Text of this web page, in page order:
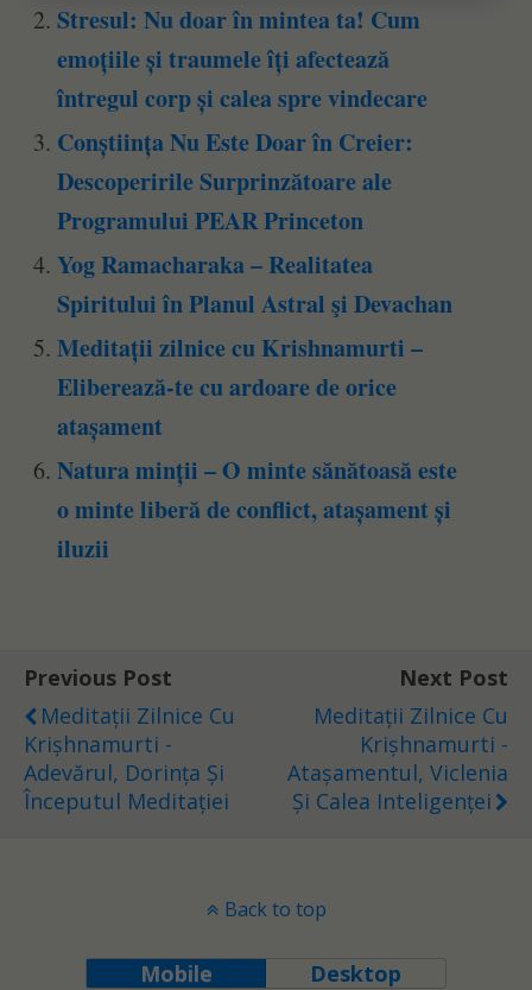
Stresul: Nu doar în mintea ta! Cum
emoțiile și traumele îți afectează
întregul corp și calea spre vindecare
Conștiința Nu Este Doar în Creier:
Descoperirile Surprinzătoare ale
Programului PEAR Princeton
Yog Ramacharaka – Realitatea
Spiritului în Planul Astral şi Devachan
Meditații zilnice cu Krishnamurti –
Eliberează-te cu ardoare de orice
atașament
Natura minții – O minte sănătoasă este
o minte liberă de conflict, atașament și
iluzii
Previous Post
Meditații Zilnice Cu
Krișhnamurti -
Adevărul, Dorința Și
Începutul Meditației
Next Post
Meditații Zilnice Cu
Krișhnamurti -
Atașamentul, Viclenia
Și Calea Inteligenței
Back to top
Mobile Desktop